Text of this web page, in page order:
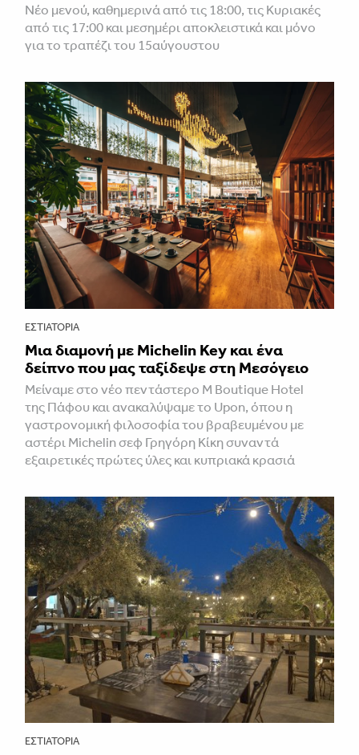
Νέο μενού, καθημερινά από τις 18:00, τις Κυριακές
από τις 17:00 και μεσημέρι αποκλειστικά και μόνο
για το τραπέζι του 15αύγουστου
ΕΣΤΙΑΤΌΡΙΑ
Μια διαμονή με Michelin Key και ένα
δείπνο που μας ταξίδεψε στη Μεσόγειο
Μείναμε στο νέο πεντάστερο M Boutique Hotel
της Πάφου και ανακαλύψαμε το Upon, όπου η
γαστρονομική φιλοσοφία του βραβευμένου με
αστέρι Michelin σεφ Γρηγόρη Κίκη συναντά
εξαιρετικές πρώτες ύλες και κυπριακά κρασιά
ΕΣΤΙΑΤΌΡΙΑ